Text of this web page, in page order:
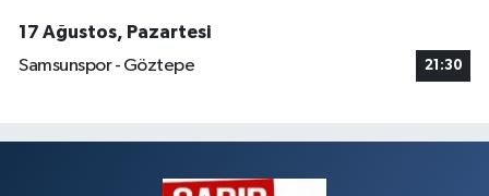
17 Ağustos, Pazartesi
Samsunspor - Göztepe
21:30